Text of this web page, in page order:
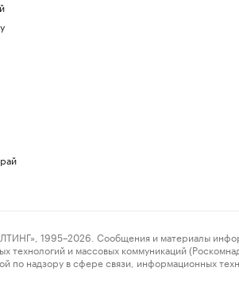
1995–2026. Сообщения и материалы
технологий и массовых коммуникаций
по надзору в сфере связи, информационных